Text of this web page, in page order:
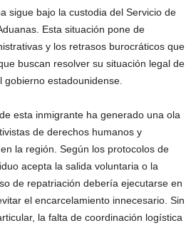
sigue bajo la custodia del Servicio de
Esta situación pone de
y los retrasos burocráticos que
buscan resolver su situación legal de
estadounidense.
esta inmigrante ha generado una ola
de derechos humanos y
la región. Según los protocolos de
acepta la salida voluntaria o la
de repatriación debería ejecutarse en
el encarcelamiento innecesario. Sin
la falta de coordinación logística